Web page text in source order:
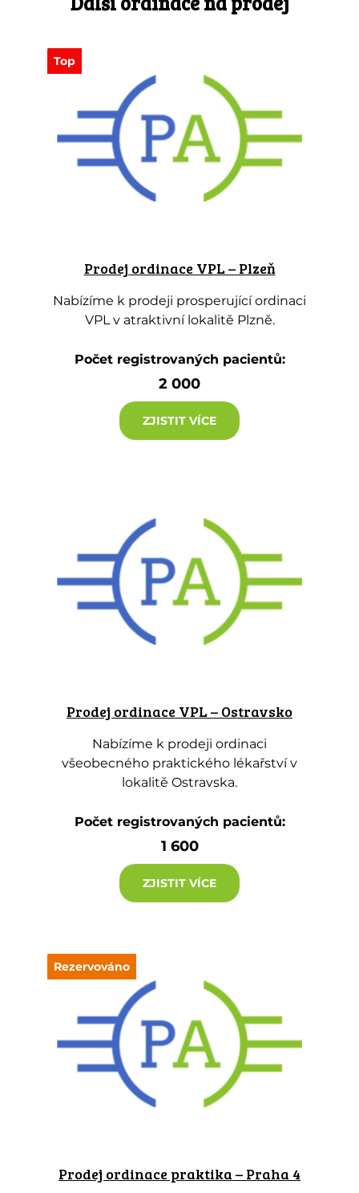
Top
Prodej ordinace VPL – Plzeň
Nabízíme k prodeji prosperující ordinaci
VPL v atraktivní lokalitě Plzně.
Počet registrovaných pacientů:
2 000
ZJISTIT VÍCE
Prodej ordinace VPL – Ostravsko
Nabízíme k prodeji ordinaci
všeobecného praktického lékařství v
lokalitě Ostravska.
Počet registrovaných pacientů:
1 600
ZJISTIT VÍCE
Rezervováno
Prodej ordinace praktika – Praha 4